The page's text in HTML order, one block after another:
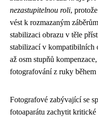
nezastupitelnou roli,
vést k rozmazaným
stabilizaci obrazu v těle
stabilizací v kompatibilních
až osm stupňů
fotografování z ruky
Fotografové zabývající se
fotoaparátu zachytit